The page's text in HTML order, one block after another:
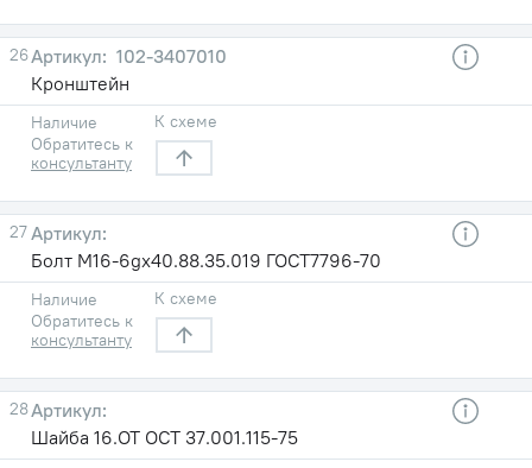
26
102-3407010
Кронштейн
Наличие
Обратитесь к
консультанту
К схеме
27
Болт М16-6gх40.88.35.019 ГОСТ7796-70
Наличие
Обратитесь к
консультанту
К схеме
28
Шайба 16.ОТ ОСТ 37.001.115-75